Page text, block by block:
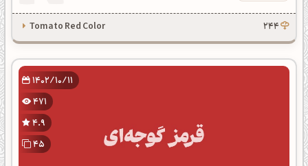
244
Tomato Red Color
1402/10/11
471
4.9
45